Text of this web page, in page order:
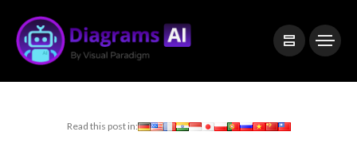
Read this post in: